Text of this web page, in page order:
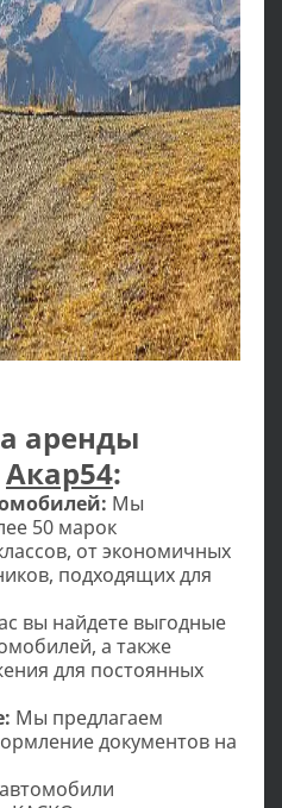
аренды
Акар54:
Мы
50 марок
от экономичных
подходящих для
вы найдете выгодные
а также
для постоянных
Мы предлагаем
документов на